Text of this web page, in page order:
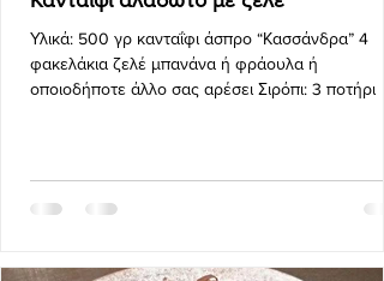
Υλικά: 500 γρ κανταΐφι άσπρο “Κασσάνδρα” 4
φακελάκια ζελέ μπανάνα ή φράουλα ή
οποιοδήποτε άλλο σας αρέσει Σιρόπι: 3 ποτήρι